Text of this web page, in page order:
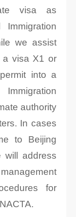
visa as
we assist
a visa X1 or
into a
authority
In cases
to Beijing
will address
for